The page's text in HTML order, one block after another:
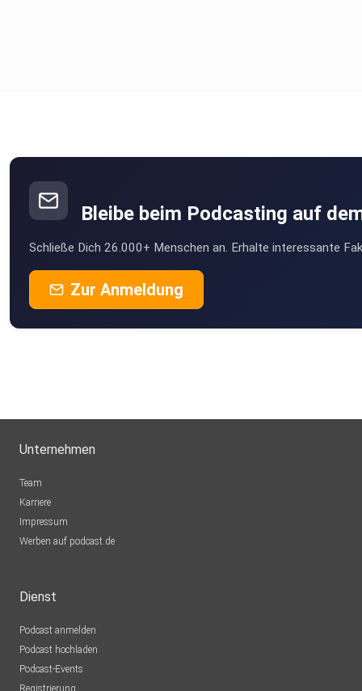
Bleibe beim Podcasting auf
Schließe Dich 26.000+ Menschen an. Erhalte interessante
Zur Anmeldung
Unternehmen
Team
Karriere
Impressum
Werben auf podcast.de
Dienst
Podcast anmelden
Podcast hochladen
Podcast-Events
Registrierung